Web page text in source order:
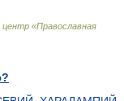
центр «Православная